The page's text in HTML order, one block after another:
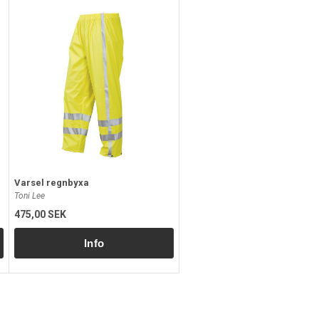
Varsel regnbyxa
Toni Lee
475,00 SEK